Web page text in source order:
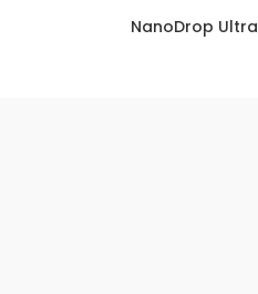
NanoDrop Ultra